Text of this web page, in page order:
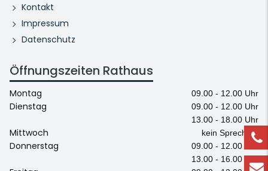
Kontakt
Impressum
Datenschutz
Öffnungszeiten Rathaus
Montag 09.00 - 12.00 Uhr
Dienstag
09.00 - 12.00 Uhr
13.00 - 18.00 Uhr
Mittwoch kein Sprechtag
Donnerstag
09.00 - 12.00 Uhr
13.00 - 16.00 Uhr